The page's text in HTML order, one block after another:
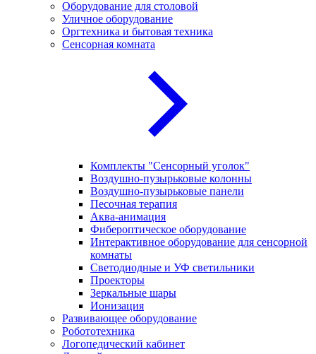
Оборудование для столовой
Уличное оборудование
Оргтехника и бытовая техника
Сенсорная комната
Комплекты "Сенсорный уголок"
Воздушно-пузырьковые колонны
Воздушно-пузырьковые панели
Песочная терапия
Аква-анимация
Фибероптическое оборудование
Интерактивное оборудование для сенсорной
комнаты
Светодиодные и УФ светильники
Проекторы
Зеркальные шары
Ионизация
Развивающее оборудование
Робототехника
Логопедический кабинет